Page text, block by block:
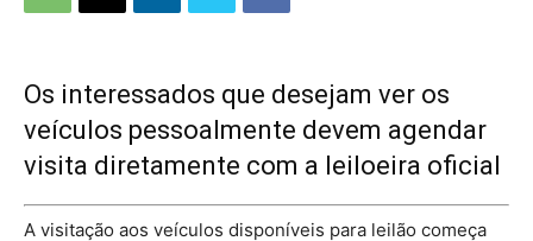
Os interessados que desejam ver os
veículos pessoalmente devem agendar
visita diretamente com a leiloeira oficial
A visitação aos veículos disponíveis para leilão começa